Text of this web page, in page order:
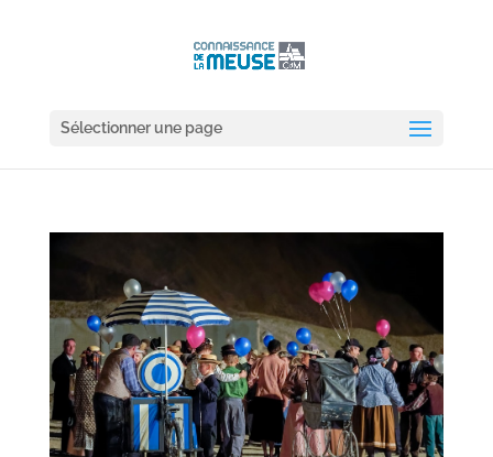
Sélectionner une page